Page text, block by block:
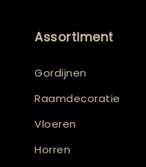
Assortiment
Gordijnen
Raamdecoratie
Vloeren
Horren